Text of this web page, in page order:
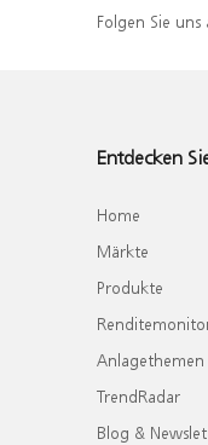
Folgen Sie uns
Entdecken
Home
Märkte
Produkte
Anlagethemen
TrendRadar
Blog &